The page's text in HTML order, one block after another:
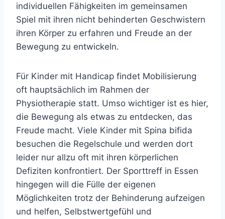
individuellen Fähigkeiten im gemeinsamen
Spiel mit ihren nicht behinderten Geschwistern
ihren Körper zu erfahren und Freude an der
Bewegung zu entwickeln.
Für Kinder mit Handicap findet Mobilisierung
oft hauptsächlich im Rahmen der
Physiotherapie statt. Umso wichtiger ist es hier,
die Bewegung als etwas zu entdecken, das
Freude macht. Viele Kinder mit Spina bifida
besuchen die Regelschule und werden dort
leider nur allzu oft mit ihren körperlichen
Defiziten konfrontiert. Der Sporttreff in Essen
hingegen will die Fülle der eigenen
Möglichkeiten trotz der Behinderung aufzeigen
und helfen, Selbstwertgefühl und